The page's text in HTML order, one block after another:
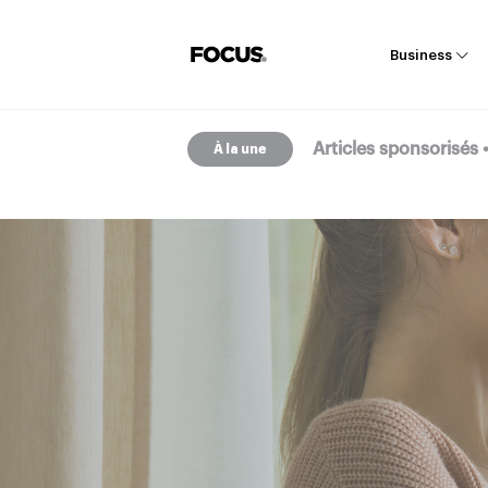
Business
À la une Articles sponsorisés